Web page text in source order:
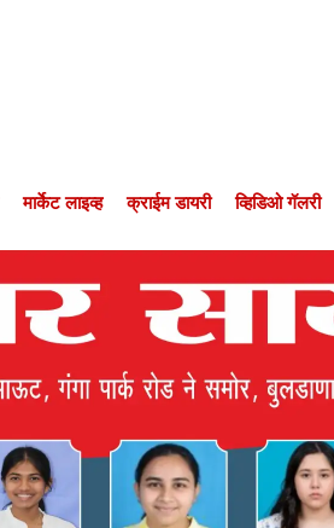
मार्केट लाइव्ह क्राईम डायरी व्हिडिओ गॅलरी